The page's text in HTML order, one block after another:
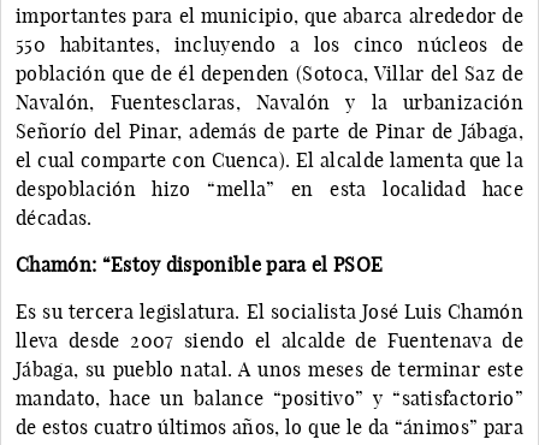
importantes para el municipio, que abarca alrededor de
550 habitantes, incluyendo a los cinco núcleos de
población que de él dependen (Sotoca, Villar del Saz de
Navalón, Fuentesclaras, Navalón y la urbanización
Señorío del Pinar, además de parte de Pinar de Jábaga,
el cual comparte con Cuenca). El alcalde lamenta que la
despoblación hizo “mella” en esta localidad hace
décadas.
Chamón: “Estoy disponible para el PSOE
Es su tercera legislatura. El socialista José Luis Chamón
lleva desde 2007 siendo el alcalde de Fuentenava de
Jábaga, su pueblo natal. A unos meses de terminar este
mandato, hace un balance “positivo” y “satisfactorio”
de estos cuatro últimos años, lo que le da “ánimos” para